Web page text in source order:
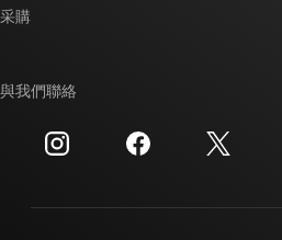
投資人關系
製造
交互參考搜索
客戶支援中心
采購
訂購 FAQ
與我們聯絡